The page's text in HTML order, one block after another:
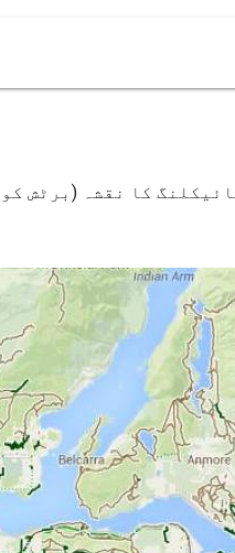
کا نقشہ (برٹش